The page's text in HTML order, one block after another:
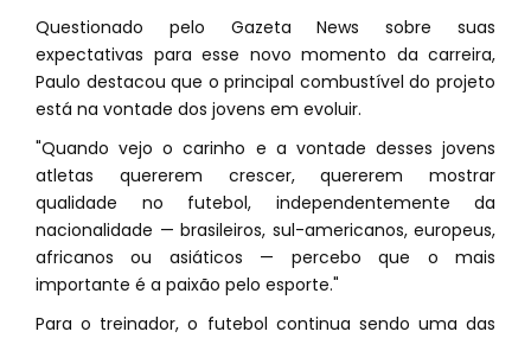
Questionado pelo Gazeta News sobre suas
expectativas para esse novo momento da carreira,
Paulo destacou que o principal combustível do projeto
está na vontade dos jovens em evoluir.
"Quando vejo o carinho e a vontade desses jovens
atletas quererem crescer, quererem mostrar
qualidade no futebol, independentemente da
nacionalidade — brasileiros, sul-americanos, europeus,
africanos ou asiáticos — percebo que o mais
importante é a paixão pelo esporte."
Para o treinador, o futebol continua sendo uma das